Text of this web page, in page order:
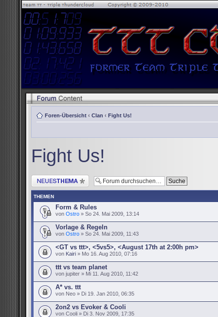
Foren-Übersicht ‹ Clan ‹ Fight Us!
Fight Us!
Neues Thema erstellen
THEMEN
Form & Rules
von Ostro » So 24. Mai 2009, 13:14
Vorlage & Regeln
von Ostro » So 24. Mai 2009, 11:43
<GT vs ttt>, <5vs5>, <August 17th at 2:00h pm>
von Kairi » Mo 16. Aug 2010, 07:16
ttt vs team planet
von jupiter » Mi 11. Aug 2010, 11:42
A* vs. ttt
von Neo » Di 19. Jan 2010, 06:35
2on2 vs Evoker & Cooli
von Cooli » Di 3. Nov 2009, 17:35